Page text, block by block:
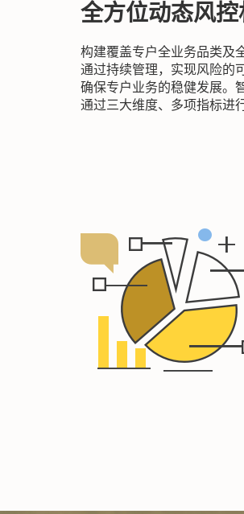
全方位动态风控
构建覆盖专户全业务品类及
通过持续管理，实现风险的
确保专户业务的稳健发展。
通过三大维度、多项指标进